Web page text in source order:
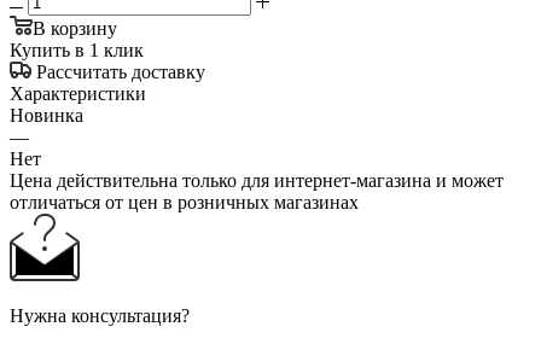
В корзину
Купить в 1 клик
Рассчитать доставку
Характеристики
Новинка
—
Нет
Цена действительна только для интернет-магазина и может
отличаться от цен в розничных магазинах
Нужна консультация?